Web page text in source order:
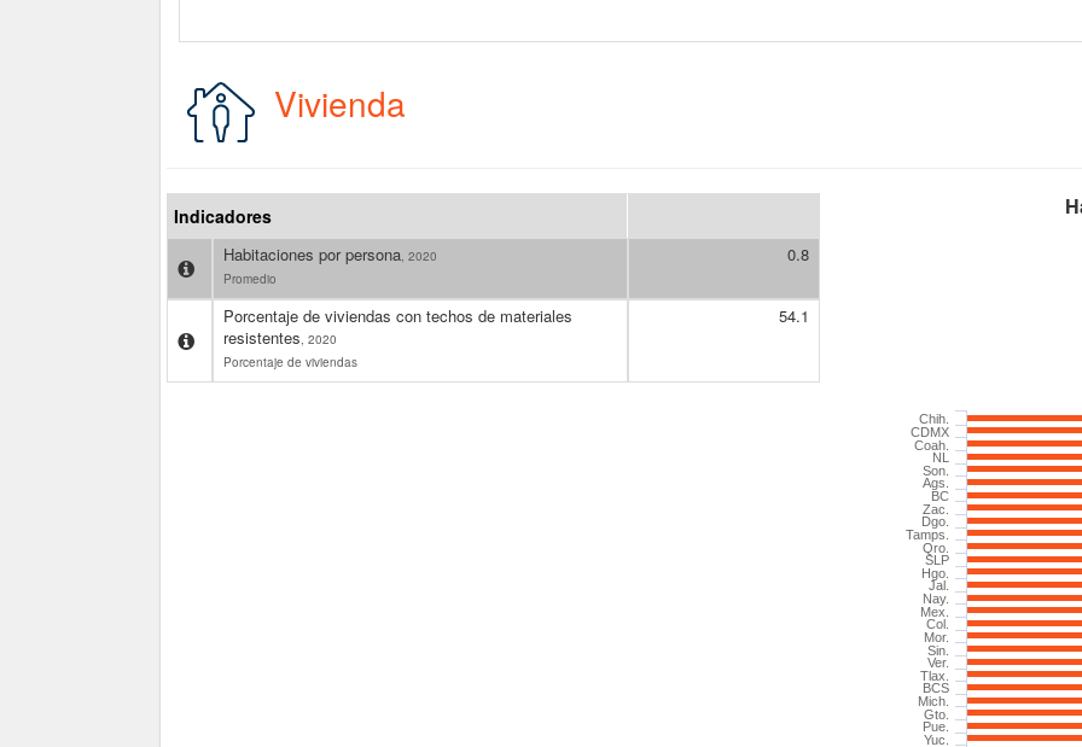
Vivienda
Indicadores
Habitaciones por persona, 2020
Promedio
0.8
Porcentaje de viviendas con techos de materiales
resistentes, 2020
Porcentaje de viviendas
54.1
Chih.
CDMX
Coah.
NL
Son.
Ags.
BC
Zac.
Dgo.
Tamps.
Qro.
SLP
Hgo.
Jal.
Nay.
Mex.
Col.
Mor.
Sin.
Ver.
Tlax.
BCS
Mich.
Gto.
Pue.
Yuc.